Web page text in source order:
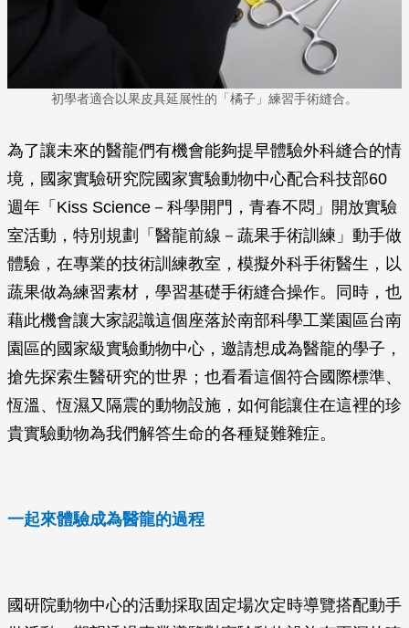
初學者適合以果皮具延展性的「橘子」練習手術縫合。
為了讓未來的醫龍們有機會能夠提早體驗外科縫合的情
境，國家實驗研究院國家實驗動物中心配合科技部60
週年「Kiss Science－科學開門，青春不悶」開放實驗
室活動，特別規劃「醫龍前線－蔬果手術訓練」動手做
體驗，在專業的技術訓練教室，模擬外科手術醫生，以
蔬果做為練習素材，學習基礎手術縫合操作。同時，也
藉此機會讓大家認識這個座落於南部科學工業園區台南
園區的國家級實驗動物中心，邀請想成為醫龍的學子，
搶先探索生醫研究的世界；也看看這個符合國際標準、
恆溫、恆濕又隔震的動物設施，如何能讓住在這裡的珍
貴實驗動物為我們解答生命的各種疑難雜症。
一起來體驗成為醫龍的過程
國研院動物中心的活動採取固定場次定時導覽搭配動手